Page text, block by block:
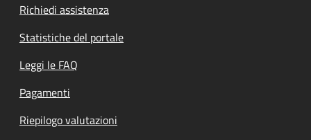
Richiedi assistenza
Statistiche del portale
Leggi le FAQ
Pagamenti
Riepilogo valutazioni